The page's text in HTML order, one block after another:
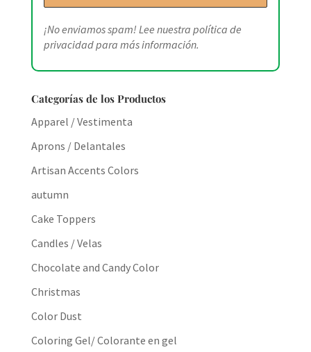
¡No enviamos spam! Lee nuestra política de
privacidadpara más información.
Categorías de los Productos
Apparel / Vestimenta
Aprons / Delantales
Artisan Accents Colors
autumn
Cake Toppers
Candles / Velas
Chocolate and Candy Color
Christmas
Color Dust
Coloring Gel/ Colorante en gel